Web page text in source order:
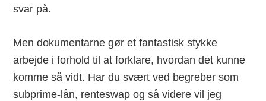
svar på.
Men dokumentarne gør et fantastisk stykke
arbejde i forhold til at forklare, hvordan det kunne
komme så vidt. Har du svært ved begreber som
subprime-lån, renteswap og så videre vil jeg